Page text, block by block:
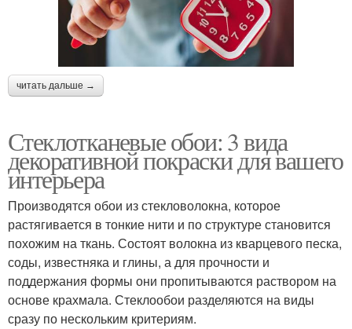
читать дальше →
Стеклотканевые обои: 3 вида
декоративной покраски для вашего
интерьера
Производятся обои из стекловолокна, которое
растягивается в тонкие нити и по структуре становится
похожим на ткань. Состоят волокна из кварцевого песка,
соды, известняка и глины, а для прочности и
поддержания формы они пропитываются раствором на
основе крахмала. Стеклообои разделяются на виды
сразу по нескольким критериям.